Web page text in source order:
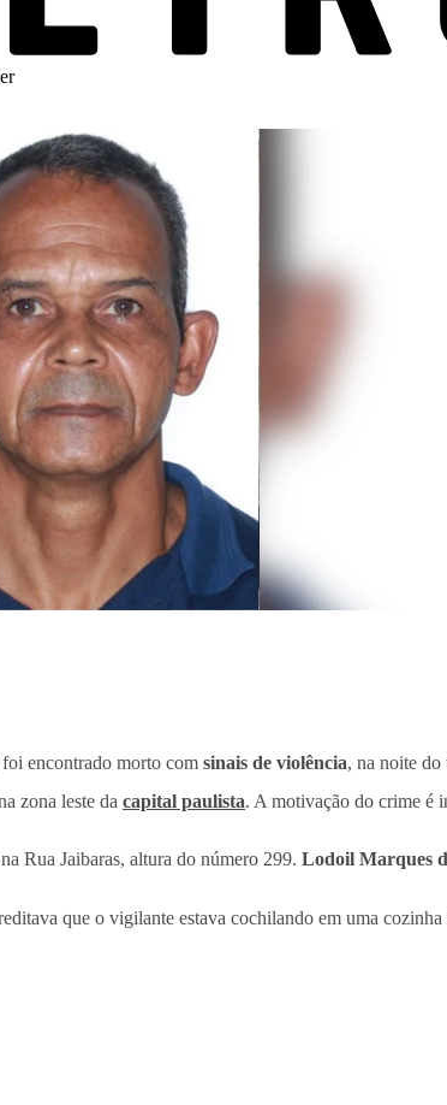
encontrado morto com sinais de violência, na noite
zona leste da capital paulista. A motivação do crime é
Rua Jaibaras, altura do número 299. Lodoil Marques
que o vigilante estava cochilando em uma